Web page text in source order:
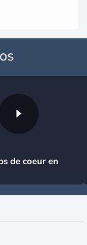
de coeur en